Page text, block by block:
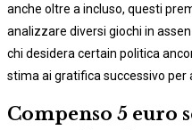
anche oltre a incluso, questi
analizzare diversi giochi in
chi desidera certain politica
stima ai gratifica successivo per
Compenso 5 euro